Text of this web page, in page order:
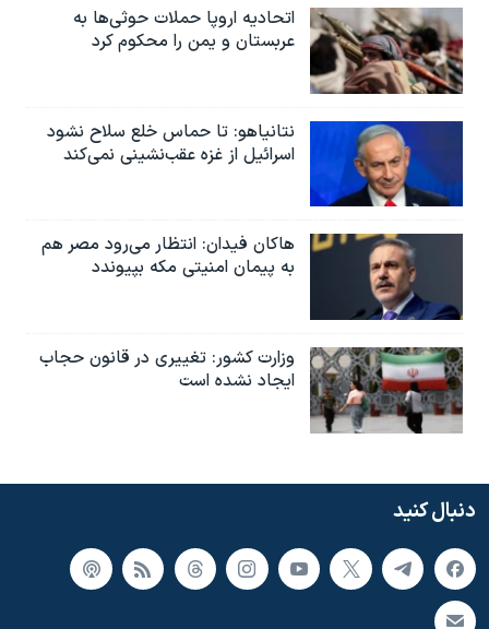
اتحادیه اروپا حملات حوثی‌ها به
عربستان و یمن را محکوم کرد
نتانیاهو: تا حماس خلع سلاح نشود
اسرائیل از غزه عقب‌نشینی نمی‌کند
هاکان فیدان: انتظار می‌رود مصر هم
به پیمان امنیتی مکه بپیوندد
وزارت کشور: تغییری در قانون حجاب
ایجاد نشده است
دنبال کنید